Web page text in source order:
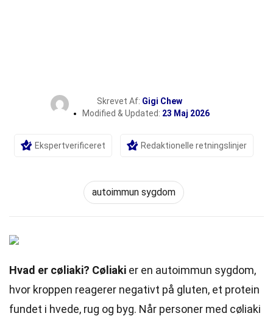
Skrevet Af: Gigi Chew
Modified & Updated: 23 Maj 2026
Ekspertverificeret Redaktionelle retningslinjer
autoimmun sygdom
Hvad er cøliaki? Cøliaki er en autoimmun sygdom,
hvor kroppen reagerer negativt på gluten, et protein
fundet i hvede, rug og byg. Når personer med cøliaki